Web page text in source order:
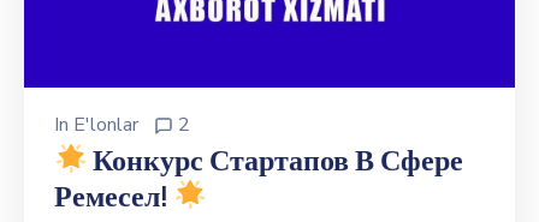
In E'lonlar 2
Конкурс Стартапов В Сфере
Ремесел!